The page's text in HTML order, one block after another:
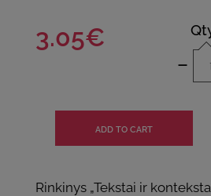
3.05€
-
Rinkinys „Tekstai ir